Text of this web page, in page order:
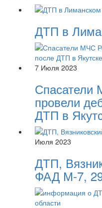
ДТП в
7 Июля 2023
Спасатели
провели
ДТП в
Июля 2023
ДТП,
ФАД М-7,